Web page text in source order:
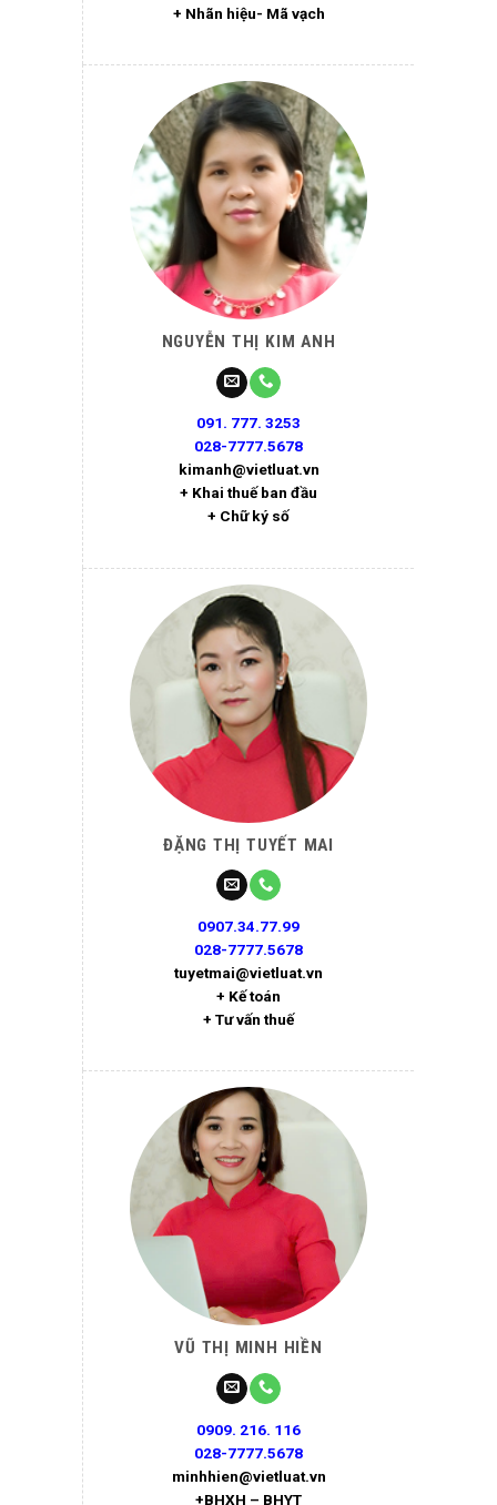
+ Nhãn hiệu- Mã vạch
NGUYỄN THỊ KIM ANH
091. 777. 3253
028-7777.5678
kimanh@vietluat.vn
+ Khai thuế ban đầu
+ Chữ ký số
ĐẶNG THỊ TUYẾT MAI
0907.34.77.99
028-7777.5678
tuyetmai@vietluat.vn
+ Kế toán
+ Tư vấn thuế
VŨ THỊ MINH HIỀN
0909. 216. 116
028-7777.5678
minhhien@vietluat.vn
+BHXH – BHYT